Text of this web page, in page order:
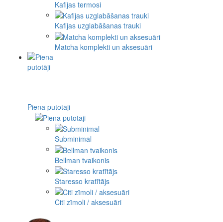
Kafijas termosi
Kafijas uzglabāšanas trauki
Matcha komplekti un aksesuāri
Piena putotāji
Subminimal
Bellman tvaikonis
Staresso kratītājs
Citi zīmoli / aksesuāri